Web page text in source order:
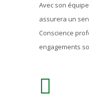
Avec son
assurera un
Conscience
engagements